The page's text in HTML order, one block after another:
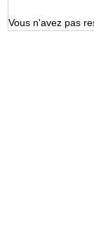
Vous n'avez pas